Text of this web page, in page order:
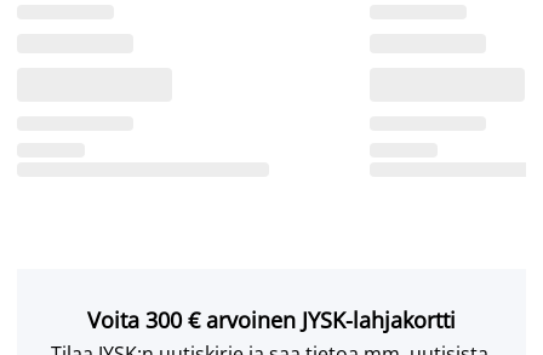
Voita 300 € arvoinen JYSK-lahjakortti